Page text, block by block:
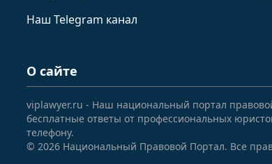
Наш Telegram канал
О сайте
viplawyer.ru - Наш национальный портал
бесплатные ответы от профессиональных
телефону.
© 2026 Национальный Правовой Портал. Все